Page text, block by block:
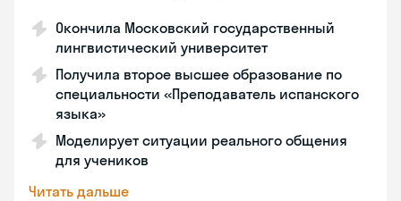
Окончила Московский государственный
лингвистический университет
Получила второе высшее образование по
специальности «Преподаватель испанского
языка»
Моделирует ситуации реального общения
для учеников
Читать дальше